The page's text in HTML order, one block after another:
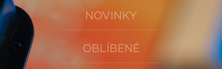
NOVINKY
OBLÍBENÉ